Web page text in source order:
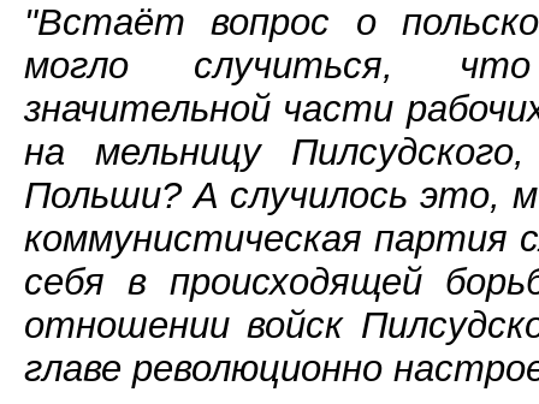
"Встаёт вопрос о
могло случиться, что
значительной части
на мельницу
Польши? А случилось это,
коммунистическая партия
себя в происходящей
отношении войск
главе революционно